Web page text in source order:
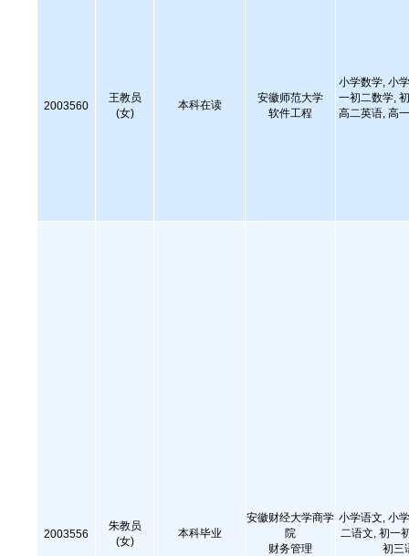
2003560
王教员
(女)
本科在读
安徽师范大学
软件工程
小学数学, 小
一初二数学,
高二英语, 高
2003556
朱教员
(女)
本科毕业
安徽财经大学商学
院
财务管理
小学语文, 小
二语文, 初一
初三